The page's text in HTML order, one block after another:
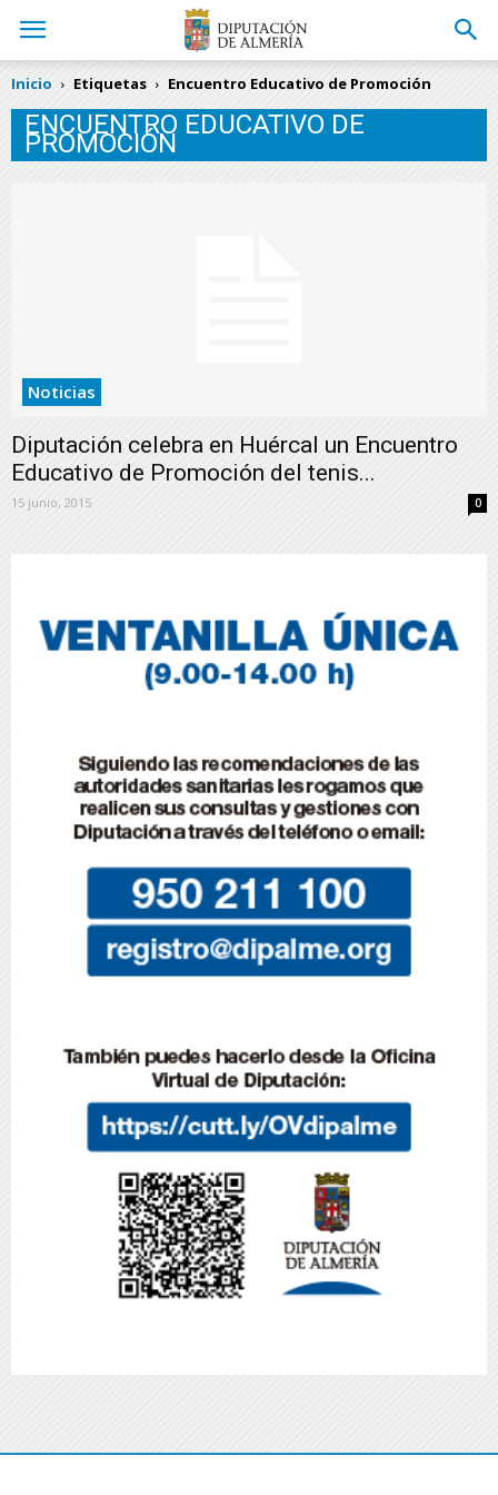
Inicio Etiquetas Encuentro Educativo de Promoción
ENCUENTRO EDUCATIVO DE
PROMOCIÓN
Noticias
Diputación celebra en Huércal un Encuentro
Educativo de Promoción del tenis...
15 junio, 2015 0